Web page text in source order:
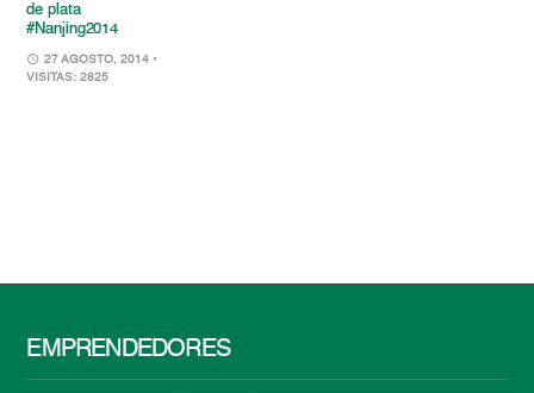
de plata
#Nanjing2014
27 AGOSTO, 2014 •
VISITAS: 2825
EMPRENDEDORES